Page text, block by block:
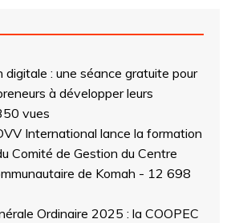
digitale : une séance gratuite pour
à développer leurs
vues
International lance la formation
Comité de Gestion du Centre
de Komah - 12 698
Ordinaire 2025 : la COOPEC